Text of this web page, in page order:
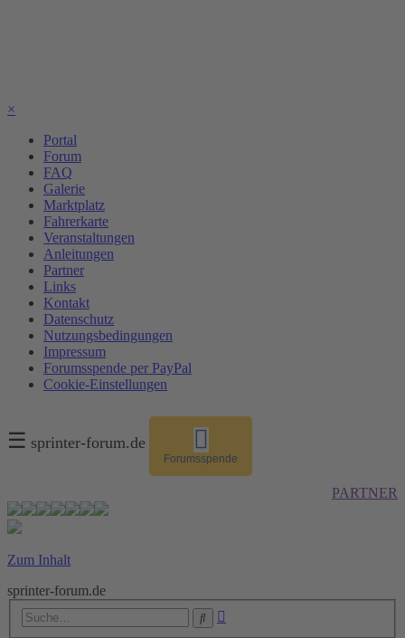
×
Portal
Forum
FAQ
Galerie
Marktplatz
Fahrerkarte
Veranstaltungen
Anleitungen
Partner
Links
Kontakt
Datenschutz
Nutzungsbedingungen
Impressum
Forumsspende per PayPal
Cookie-Einstellungen
☰ sprinter-forum.de
Forumsspende
PARTNER
Zum Inhalt
sprinter-forum.de
Suche